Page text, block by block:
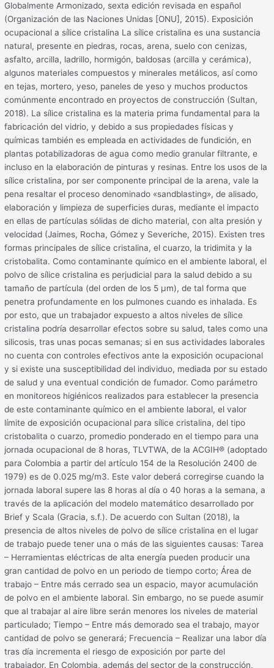
Globalmente Armonizado, sexta edición revisada en español
(Organización de las Naciones Unidas [ONU], 2015). Exposición
ocupacional a sílice cristalina La sílice cristalina es una sustancia
natural, presente en piedras, rocas, arena, suelo con cenizas,
asfalto, arcilla, ladrillo, hormigón, baldosas (arcilla y cerámica),
algunos materiales compuestos y minerales metálicos, así como
en tejas, mortero, yeso, paneles de yeso y muchos productos
comúnmente encontrado en proyectos de construcción (Sultan,
2018). La sílice cristalina es la materia prima fundamental para la
fabricación del vidrio, y debido a sus propiedades físicas y
químicas también es empleada en actividades de fundición, en
plantas potabilizadoras de agua como medio granular filtrante, e
incluso en la elaboración de pinturas y resinas. Entre los usos de la
sílice cristalina, por ser componente principal de la arena, vale la
pena resaltar el proceso denominado «sandblasting», de alisado,
elaboración y limpieza de superficies duras, mediante el impacto
en ellas de partículas sólidas de dicho material, con alta presión y
velocidad (Jaimes, Rocha, Gómez y Severiche, 2015). Existen tres
formas principales de sílice cristalina, el cuarzo, la tridimita y la
cristobalita. Como contaminante químico en el ambiente laboral, el
polvo de sílice cristalina es perjudicial para la salud debido a su
tamaño de partícula (del orden de los 5 μm), de tal forma que
penetra profundamente en los pulmones cuando es inhalada. Es
por esto, que un trabajador expuesto a altos niveles de sílice
cristalina podría desarrollar efectos sobre su salud, tales como una
silicosis, tras unas pocas semanas; si en sus actividades laborales
no cuenta con controles efectivos ante la exposición ocupacional
y si existe una susceptibilidad del individuo, mediada por su estado
de salud y una eventual condición de fumador. Como parámetro
en monitoreos higiénicos realizados para establecer la presencia
de este contaminante químico en el ambiente laboral, el valor
límite de exposición ocupacional para sílice cristalina, del tipo
cristobalita o cuarzo, promedio ponderado en el tiempo para una
jornada ocupacional de 8 horas, TLVTWA, de la ACGIH® (adoptado
para Colombia a partir del artículo 154 de la Resolución 2400 de
1979) es de 0.025 mg/m3. Este valor deberá corregirse cuando la
jornada laboral supere las 8 horas al día o 40 horas a la semana, a
través de la aplicación del modelo matemático desarrollado por
Brief y Scala (Gracia, s.f.). De acuerdo con Sultan (2018), la
presencia de altos niveles de polvo de sílice cristalina en el lugar
de trabajo puede tener una o más de las siguientes causas: Tarea
– Herramientas eléctricas de alta energía pueden producir una
gran cantidad de polvo en un periodo de tiempo corto; Área de
trabajo – Entre más cerrado sea un espacio, mayor acumulación
de polvo en el ambiente laboral. Sin embargo, no se puede asumir
que al trabajar al aire libre serán menores los niveles de material
particulado; Tiempo – Entre más demorado sea el trabajo, mayor
cantidad de polvo se generará; Frecuencia – Realizar una labor día
tras día incrementa el riesgo de exposición por parte del
trabajador. En Colombia, además del sector de la construcción,